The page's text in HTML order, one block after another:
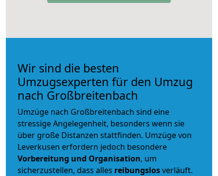
Wir sind die besten
Umzugsexperten für den Umzug
nach Großbreitenbach
Umzüge nach Großbreitenbach sind eine
stressige Angelegenheit, besonders wenn sie
über große Distanzen stattfinden. Umzüge von
Leverkusen erfordern jedoch besondere
Vorbereitung und Organisation, um
sicherzustellen, dass alles reibungslosverläuft.